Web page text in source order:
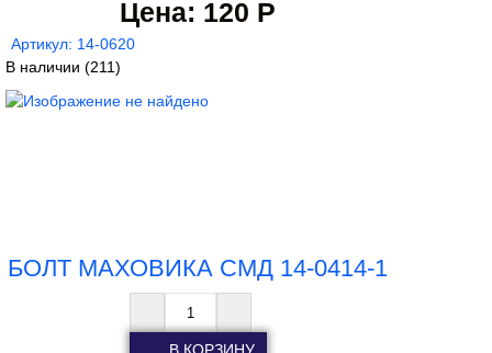
Цена: 120 Р
Артикул: 14-0620
В наличии (211)
БОЛТ МАХОВИКА СМД 14-0414-1